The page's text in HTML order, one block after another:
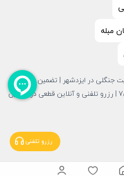
رزرو تلفنی
مبله
جنگلی در ایزدشهر | تضمین امنیت،
قیمت و نظافت | پشتیبانی 7/24 | رزرو تلفنی و آنلاین قطعی در بهترین